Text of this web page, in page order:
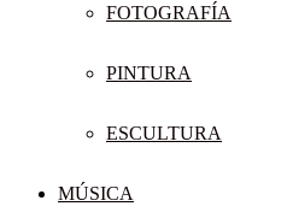
FOTOGRAFÍA
PINTURA
ESCULTURA
MÚSICA